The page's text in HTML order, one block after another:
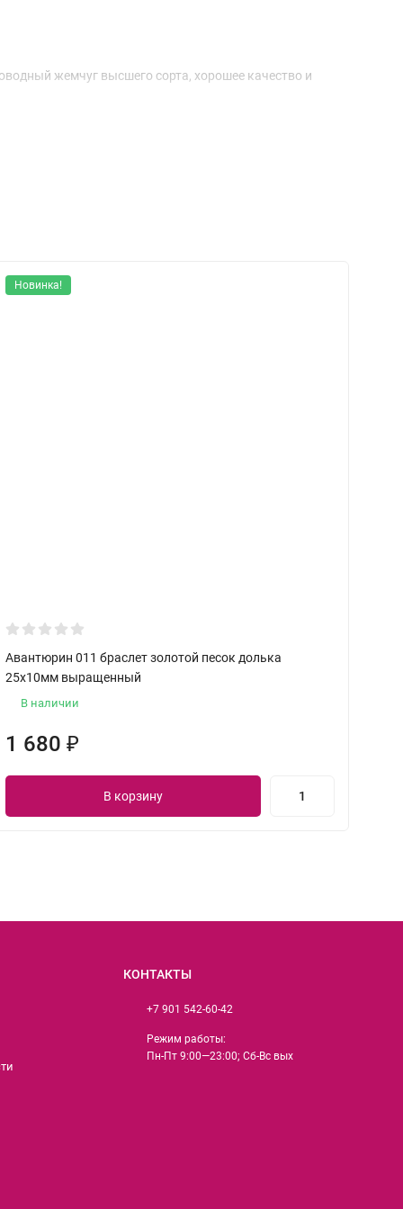
жемчуг высшего сорта, хорошее качество и
Новинка!
Авантюрин 011 браслет золотой песок долька
25х10мм выращенный
В наличии
1 680 ₽
В корзину
КОНТАКТЫ
+7 901 542-60-42
Режим работы:
Пн-Пт 9:00—23:00; Сб-Вс вых